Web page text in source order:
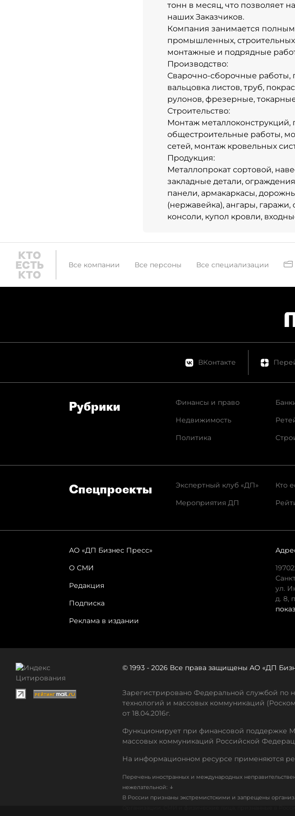
тонн в месяц, что позволяет
наших Заказчиков.
Компания занимается
промышленных,
монтажные и подрядные
Производство:
Сварочно-сборочные работы,
вальцовка листов, труб,
рулонов, фрезерные,
Строительство:
Монтаж
общестроительные работы,
сетей, монтаж кровельных
Продукция:
Металлопрокат сортовой,
закладные детали,
панели, армакаркасы,
(нержавейка), ангары,
консоли, купол кровли,
Все компании Все персоны Все специализации
ВКонтакте
Рубрики
Финансы и право
Недвижимость
Политика
Спец­проекты
Экспертный клуб «ДП»
Мероприятия ДП
Кто
АО «ДП Бизнес Пресс»
О СМИ
Редакция
Подписка
Реклама в издании
ул.
д. 8,
© 1993 - 2026 Все права защищены АО «ДП
Зарегистрировано Федеральной службой по
технологий и массовых коммуникаций
от 18.04.2016г.
Функционирует при финансовой поддержке
массовых коммуникаций Российской
На информационном ресурсе применяются
Перечень иностранных и международных
нежелательной: ↓
В России признаны экстремистскими и запрещены